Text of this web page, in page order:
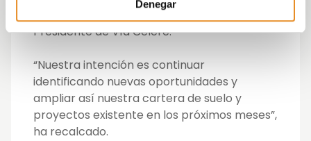
Denegar
señalado Juan Antonio Gómez Pintado,
Presidente de Vía Célere.
“Nuestra intención es continuar
identificando nuevas oportunidades y
ampliar así nuestra cartera de suelo y
proyectos existente en los próximos meses”,
ha recalcado.